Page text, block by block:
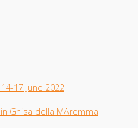
17 June 2022
Ghisa della MAremma